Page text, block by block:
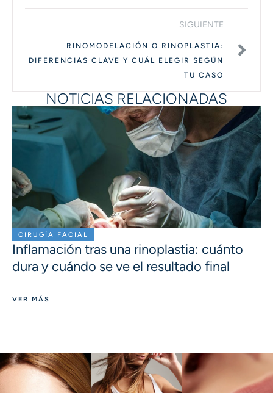
SIGUIENTE
RINOMODELACIÓN O RINOPLASTIA:
DIFERENCIAS CLAVE Y CUÁL ELEGIR SEGÚN
TU CASO
NOTICIAS RELACIONADAS
CIRUGÍA FACIAL
Inflamación tras una rinoplastia: cuánto
dura y cuándo se ve el resultado final
VER MÁS